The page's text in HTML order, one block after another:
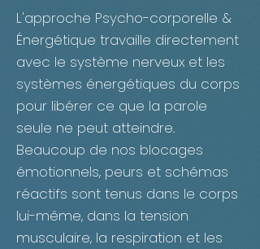
L'approche Psycho-corporelle &
Énergétique travaille directement
avec le système nerveux et les
systèmes énergétiques du corps
pour libérer ce que la parole
seule ne peut atteindre.
Beaucoup de nos blocages
émotionnels, peurs et schémas
réactifs sont tenus dans le corps
lui-même, dans la tension
musculaire, la respiration et les